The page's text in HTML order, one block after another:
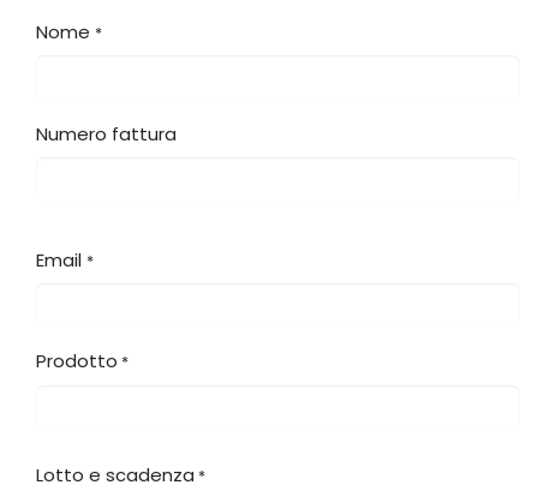
Nome *
Numero fattura
Email *
Prodotto *
Lotto e scadenza *